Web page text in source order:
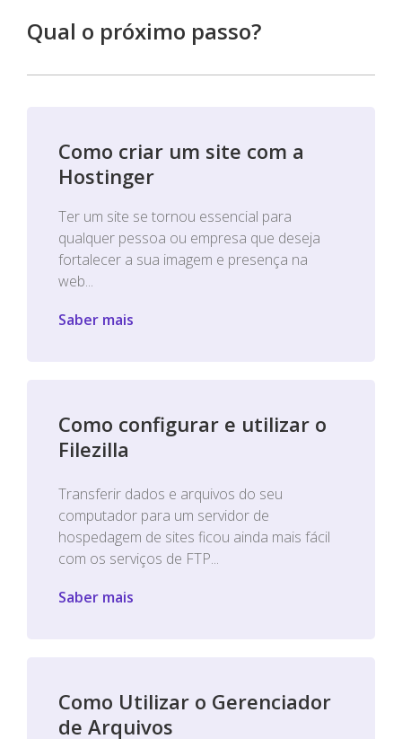
Qual o próximo passo?
Como criar um site com a
Hostinger
Ter um site se tornou essencial para
qualquer pessoa ou empresa que deseja
fortalecer a sua imagem e presença na
web...
Saber mais
Como configurar e utilizar o
Filezilla
Transferir dados e arquivos do seu
computador para um servidor de
hospedagem de sites ficou ainda mais fácil
com os serviços de FTP...
Saber mais
Como Utilizar o Gerenciador
de Arquivos